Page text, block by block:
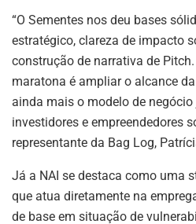
“O Sementes nos deu bases
estratégico, clareza de impacto
construção de narrativa de
maratona é ampliar o alcance
ainda mais o modelo de
investidores e empreendedores
representante da Bag Log,
Já a NAI se destaca como uma
que atua diretamente na
de base em situação de